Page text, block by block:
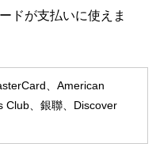
ドが支払いに使えま
、American
Club、銀聯、Discover